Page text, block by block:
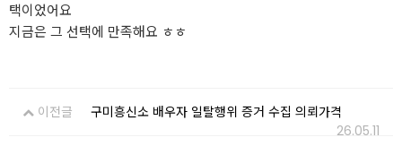
택이었어요
지금은 그 선택에 만족해요 ㅎㅎ
이전글
구미흥신소 배우자 일탈행위 증거 수집 의뢰가격
26.05.11